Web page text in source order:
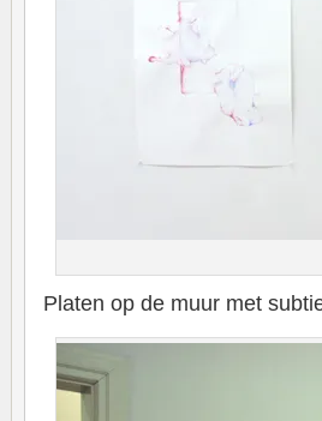
Platen op de muur met